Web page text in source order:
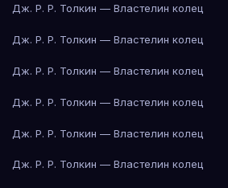
Дж. Р. Р. Толкин — Властелин колец
Дж. Р. Р. Толкин — Властелин колец
Дж. Р. Р. Толкин — Властелин колец
Дж. Р. Р. Толкин — Властелин колец
Дж. Р. Р. Толкин — Властелин колец
Дж. Р. Р. Толкин — Властелин колец